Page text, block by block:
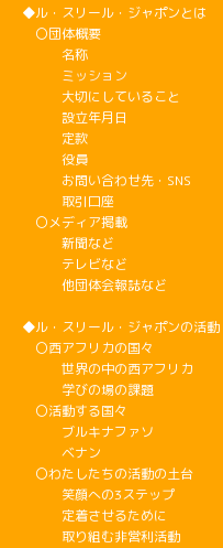
◆ル・スリール・ジャポンとは
〇団体概要
名称
ミッション
大切にしていること
設立年月日
定款
役員
お問い合わせ先・SNS
取引口座
〇メディア掲載
新聞など
テレビなど
他団体会報誌など
◆ル・スリール・ジャポンの活動
〇西アフリカの国々
世界の中の西アフリカ
学びの場の課題
〇活動する国々
ブルキナファソ
ベナン
〇わたしたちの活動の土台
笑顔への3ステップ
定着させるために
取り組む非営利活動